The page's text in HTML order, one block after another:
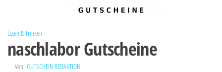
Essen & Trinken
naschlabor Gutscheine
Von GUTSCHEIN REDAKTION